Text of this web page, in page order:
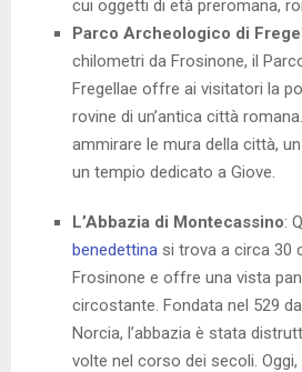
cui oggetti di età preromana,
Parco Archeologico di
chilometri da Frosinone, il
Fregellae offre ai visitatori la
rovine di un’antica città
ammirare le mura della città,
un tempio dedicato a Giove.
L’Abbazia di Montecassino:
benedettina si trova a circa 30
Frosinone e offre una vista
circostante. Fondata nel 529
Norcia, l’abbazia è stata
volte nel corso dei secoli.